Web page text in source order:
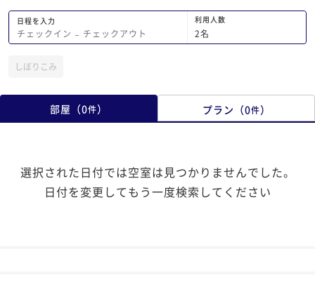
日程を入力
チェックイン − チェックアウト
利用人数
2名
しぼりこみ
部屋 （0件） プラン （0件）
選択された日付では空室は見つかりませんでした。
日付を変更してもう一度検索してください